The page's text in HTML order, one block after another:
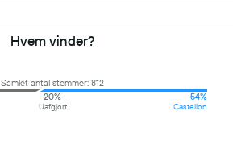
Hvem vinder?
Samlet antal stemmer: 812
20%
Uafgjort
54%
Castellon